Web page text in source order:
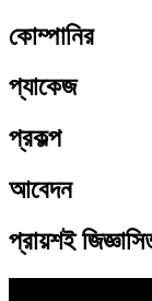
কোম্পানির
প্যাকেজ
প্রকল্প
আবেদন
প্রায়শই